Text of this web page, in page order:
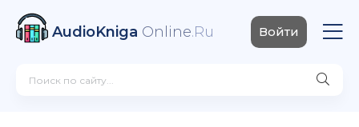
AudioKniga Online.Ru Войти